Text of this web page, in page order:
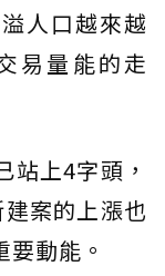
人口越來越
易量能的走
站上4字頭，
案的上漲也
動能。